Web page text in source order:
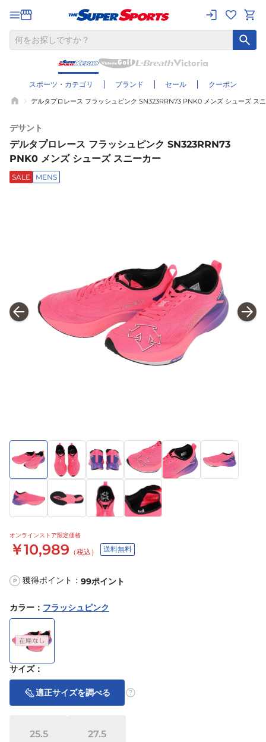
スポーツ・カテゴリ ブランド セール クーポン
デルタプロレース フラッシュピンク SN323RRN73 PNK0 メンズ シューズ ス
デサント
デルタプロレース フラッシュピンク SN323RRN73
PNK0 メンズ シューズ スニーカー
SALE MENS
オンラインストア限定価格
￥10,989 （税込） 送料無料
P 獲得ポイント： 99ポイント
カラー ： フラッシュピンク
サイズ：
適正サイズを調べる
25.5 27.5